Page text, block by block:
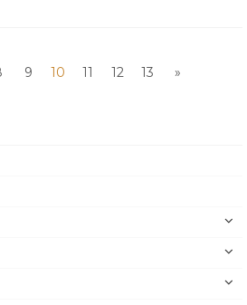
9 10 11 12 13 »